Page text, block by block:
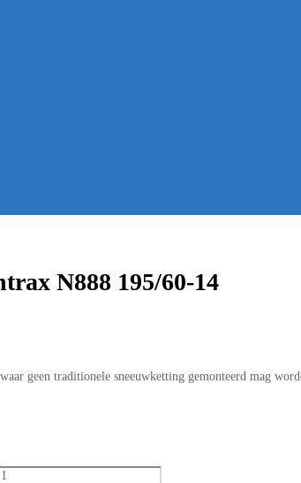
N888 195/60-14
geen traditionele sneeuwketting gemonteerd mag